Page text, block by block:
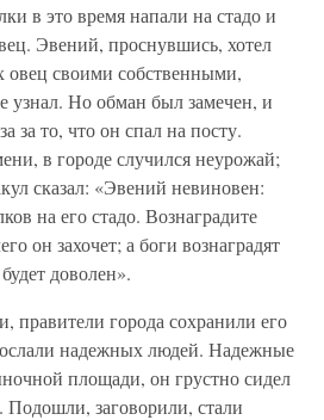
в это время напали на стадо и
Эвений, проснувшись, хотел
овец своими собственными,
узнал. Но обман был замечен, и
за то, что он спал на посту.
в городе случился неурожай;
сказал: «Эвений невиновен:
на его стадо. Вознаградите
он захочет; а боги вознаградят
доволен».
правители города сохранили его
надежных людей. Надежные
площади, он грустно сидел
заговорили, стали